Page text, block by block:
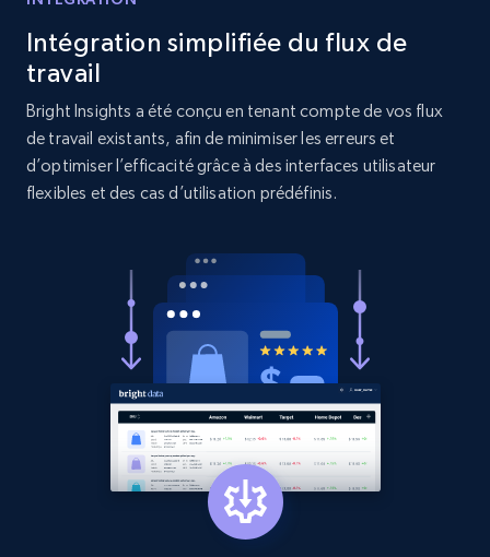
price, and more.
Amazon products search
price, Currency, Sold, and more.
181+
URL, Product id, Title, Product description,
Rating, Reviews count, Initial price, Discount,
Intégration simplifiée du flux de
travail
Bright Insights a été conçu en tenant compte de vos flux
de travail existants, afin de minimiser les erreurs et
d’optimiser l’efficacité grâce à des interfaces utilisateur
flexibles et des cas d’utilisation prédéfinis.